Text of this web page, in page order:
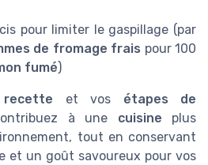
pour limiter le gaspillage (par
de fromage frais pour 100
fumé)
recette et vos étapes de
à une cuisine plus
tout en conservant
et un goût savoureux pour vos